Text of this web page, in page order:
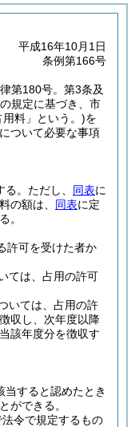
平成16年10月1日
条例第166号
第180号。第3条及
規定に基づき、市
料」という。)を
ついて必要な事項
。 ただし、 同表に
の額は、 同表に定
。
許可を受けた者か
ては、占用の許可
いては、占用の許
収し、次年度以降
該年度分を徴収す
当すると認めたとき
ができる。
令で規定するもの